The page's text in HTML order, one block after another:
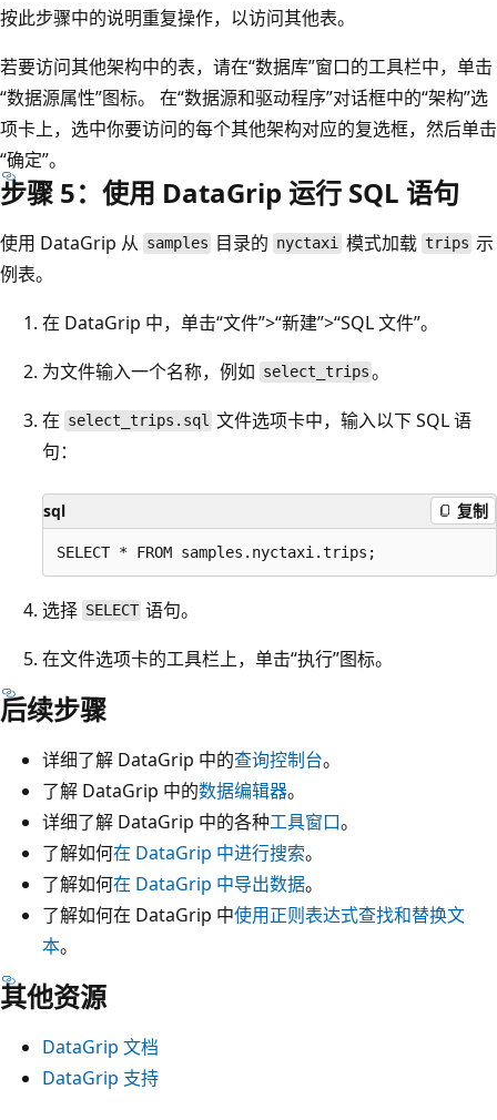
按此步骤中的说明重复操作，以访问其他表。
若要访问其他架构中的表，请在“数据库”窗口的工具栏中，单击
“数据源属性”图标。 在“数据源和驱动程序”对话框中的“架构”选
项卡上，选中你要访问的每个其他架构对应的复选框，然后单击
“确定”。
步骤 5：使用 DataGrip 运行 SQL 语句
使用 DataGrip 从 samples 目录的 nyctaxi 模式加载 trips 示
例表。
在 DataGrip 中，单击“文件”>“新建”>“SQL 文件”。
为文件输入一个名称，例如 select_trips 。
在 select_trips.sql 文件选项卡中，输入以下 SQL 语
句：
sql 复制
选择 SELECT 语句。
在文件选项卡的工具栏上，单击“执行”图标。
后续步骤
详细了解 DataGrip 中的查询控制台。
了解 DataGrip 中的数据编辑器。
详细了解 DataGrip 中的各种工具窗口。
了解如何在 DataGrip 中进行搜索。
了解如何在 DataGrip 中导出数据。
了解如何在 DataGrip 中使用正则表达式查找和替换文
本。
其他资源
DataGrip 文档
DataGrip 支持